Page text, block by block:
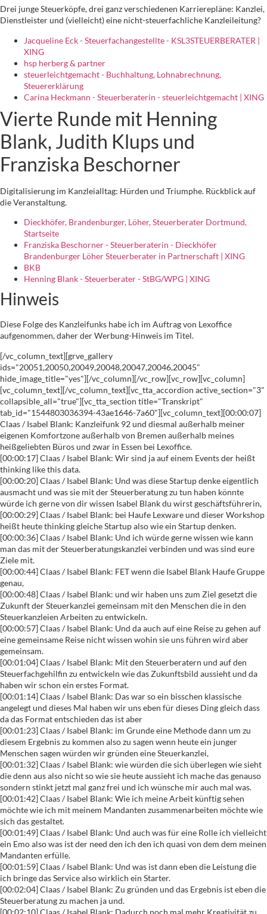
Drei junge Steuerköpfe, drei ganz verschiedenen Karrierepläne: Kanzlei,
Dienstleister und (vielleicht) eine nicht-steuerfachliche Kanzleileitung?
Jacqueline Eck - Steuerfachangestellte - KSL3STEUERBERATER |
XING
hsp herberg & partner
steuerleichtgemacht - Buchhaltung, Lohnabrechnung,
Steuererklärung
Carina Heckmann - Steuerberaterin - steuerleichtgemacht | XING
Vierte Runde mit Henning
Blank, Judith Klups und
Franziska Beschorner
Digitalisierung im Kanzleialltag: Hürden und Triumphe. Rückblick auf
die Veranstaltung.
Dieckhöfer, Brandenburger, Löher, Steuerberater Dortmund,
Startseite
Franziska Beschorner - Steuerberaterin - Dieckhöfer
Brandenburger Löher Steuerberater in Partnerschaft | XING
BKB
Henning Blank - Steuerberater - StBG/WPG | XING
Hinweis
Diese Folge des Kanzleifunks habe ich im Auftrag von Lexoffice
aufgenommen, daher der Werbung-Hinweis im Titel.
[/vc_column_text][grve_gallery
ids="20051,20050,20049,20048,20047,20046,20045"
hide_image_title="yes"][/vc_column][/vc_row][vc_row][vc_column]
[vc_column_text][/vc_column_text][vc_tta_accordion active_section="3"
collapsible_all="true"][vc_tta_section title="Transkript"
tab_id="1544803036394-43ae1646-7a60"][vc_column_text][00:00:07]
Claas / Isabel Blank: Kanzleifunk 92 und diesmal außerhalb meiner
eigenen Komfortzone außerhalb von Bremen außerhalb meines
heißgeliebten Büros und zwar in Essen bei Lexoffice.
[00:00:17] Claas / Isabel Blank: Wir sind ja auf einem Events der heißt
thinking like this data.
[00:00:20] Claas / Isabel Blank: Und was diese Startup denke eigentlich
ausmacht und was sie mit der Steuerberatung zu tun haben könnte
würde ich gerne von dir wissen Isabel Blank du wirst geschäftsführerin,
[00:00:29] Claas / Isabel Blank: bei Haufe Lexware und dieser Workshop
heißt heute thinking gleiche Startup also wie ein Startup denken.
[00:00:36] Claas / Isabel Blank: Und ich würde gerne wissen wie kann
man das mit der Steuerberatungskanzlei verbinden und was sind eure
Ziele mit.
[00:00:44] Claas / Isabel Blank: FET wenn die Isabel Blank Haufe Gruppe
genau,
[00:00:48] Claas / Isabel Blank: und wir haben uns zum Ziel gesetzt die
Zukunft der Steuerkanzlei gemeinsam mit den Menschen die in den
Steuerkanzleien Arbeiten zu entwickeln.
[00:00:57] Claas / Isabel Blank: Und da auch auf eine Reise zu gehen auf
eine gemeinsame Reise nicht wissen wohin sie uns führen wird aber
gemeinsam.
[00:01:04] Claas / Isabel Blank: Mit den Steuerberatern und auf den
Steuerfachgehilfin zu entwickeln wie das Zukunftsbild aussieht und da
haben wir schon ein erstes Format.
[00:01:14] Claas / Isabel Blank: Das war so ein bisschen klassische
angelegt und dieses Mal haben wir uns eben für dieses Ding gleich dass
da das Format entschieden das ist aber
[00:01:23] Claas / Isabel Blank: im Grunde eine Methode dann um zu
diesem Ergebnis zu kommen also zu sagen wenn heute ein junger
Menschen sagen würden wir gründen eine Steuerkanzlei,
[00:01:32] Claas / Isabel Blank: wie würden die sich überlegen wie sieht
die denn aus also nicht so wie sie heute aussieht ich mache das genauso
sondern stinkt jetzt mal ganz frei und ich wünsche mir auch mal was.
[00:01:42] Claas / Isabel Blank: Wie ich meine Arbeit künftig sehen
möchte wie ich mit meinem Mandanten zusammenarbeiten möchte wie
sich das gestaltet.
[00:01:49] Claas / Isabel Blank: Und auch was für eine Rolle ich vielleicht
ein Emo also was ist der need den ich den ich quasi von dem dem meinen
Mandanten erfülle.
[00:01:59] Claas / Isabel Blank: Und was ist dann eben die Leistung die
ich bringe das Service also wirklich ein Starter.
[00:02:04] Claas / Isabel Blank: Zu gründen und das Ergebnis ist eben die
Steuerberatung zu machen ja und.
[00:02:10] Claas / Isabel Blank: Dadurch noch mal mehr Kreativität zu